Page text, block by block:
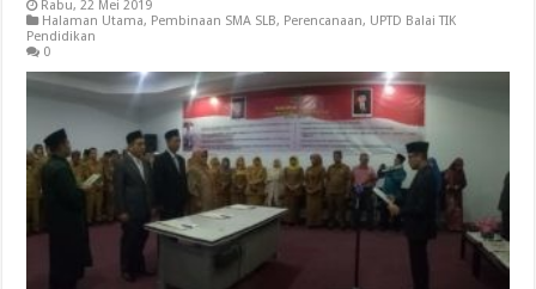
Rabu, 22 Mei 2019
Halaman Utama, Pembinaan SMA SLB, Perencanaan, UPTD Balai TIK
Pendidikan
0